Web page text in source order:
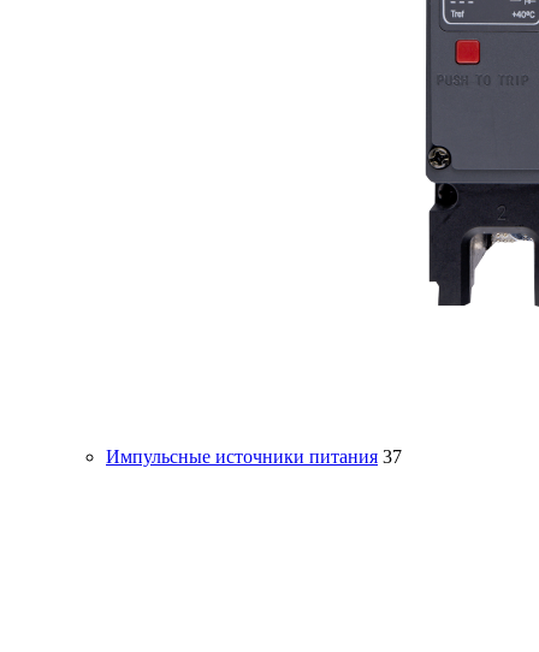
Импульсные источники питания 37